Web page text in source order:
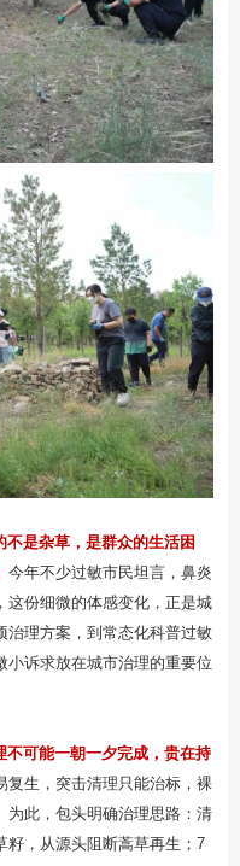
不是杂草，是群众的生活困
今年不少过敏市民坦言，鼻炎
这份细微的体感变化，正是城
治理方案，到常态化科普过敏
小诉求放在城市治理的重要位
可能一朝一夕完成，贵在持
复生，突击清理只能治标，裸
为此，包头明确治理思路：清
籽，从源头阻断蒿草再生；7